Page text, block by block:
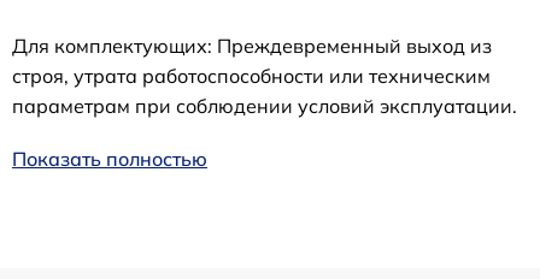
Для комплектующих: Преждевременный выход из
строя, утрата работоспособности или техническим
параметрам при соблюдении условий эксплуатации.
Показать полностью